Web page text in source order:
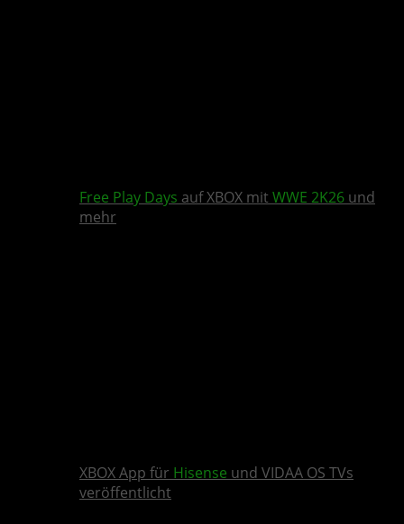
Free Play Days auf XBOX mit WWE 2K26 und
mehr
XBOX App für Hisense und VIDAA OS TVs
veröffentlicht